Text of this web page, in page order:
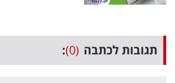
תגובות לכתבה (0)
: